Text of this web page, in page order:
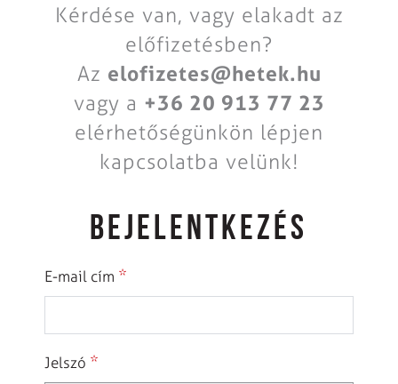
Kérdése van, vagy elakadt az
előfizetésben?
Az elofizetes@hetek.hu
vagy a +36 20 913 77 23
elérhetőségünkön lépjen
kapcsolatba velünk!
BEJELENTKEZÉS
E-mail cím *
Jelszó *